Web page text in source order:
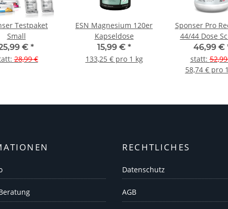
Testpaket
Small
€ *
:28,99 €
ESN Magnesium 120er
Kapseldose
15,99 € *
133,25 € pro 1 kg
Sponser Pro
44/44 Dose
46,99 €
statt:
58,74 € pro
RECHTLICHES
Datenschutz
AGB